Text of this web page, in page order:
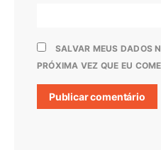
SALVAR MEUS DADOS
PRÓXIMA VEZ QUE EU